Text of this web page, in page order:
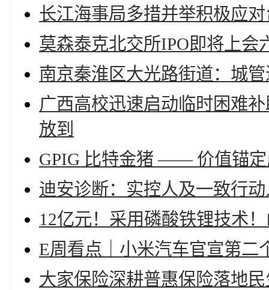
长江海事局多措并举积极应对
莫森泰克北交所IPO即将上会
南京秦淮区大光路街道：城
广西高校迅速启动临时困难
放到
GPIG 比特金猪 —— 价值锚
迪安诊断：实控人及一致行
12亿元！采用磷酸铁锂技术
E周看点｜小米汽车官宣第二
大家保险深耕普惠保险落地